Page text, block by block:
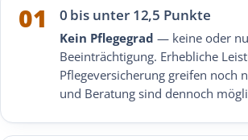
01 0 bis unter 12,5 Punkte
Kein Pflegegrad — keine oder
Beeinträchtigung. Erhebliche
Pflegeversicherung greifen noch
und Beratung sind dennoch